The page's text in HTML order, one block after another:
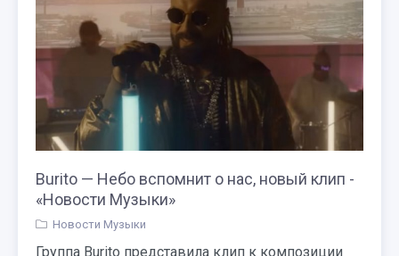
Burito — Небо вспомнит о нас, новый клип -
«Новости Музыки»
Новости Музыки
Группа Burito представила клип к композиции